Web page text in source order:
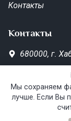
Контакты
Контакты
680000, г.
Пн—Пт
Мы сохраняем
лучше. Если Вы